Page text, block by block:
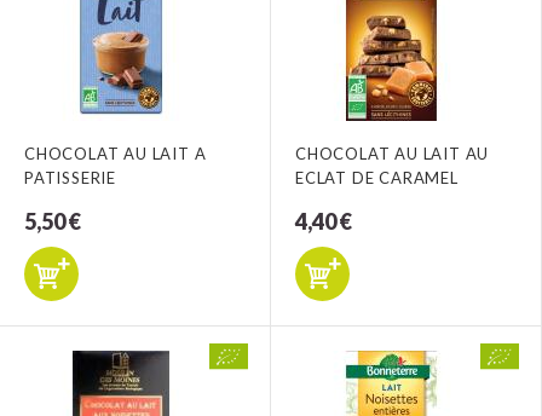
CHOCOLAT AU LAIT A
PATISSERIE
5,50 €
CHOCOLAT AU LAIT AU
ECLAT DE CARAMEL
4,40 €